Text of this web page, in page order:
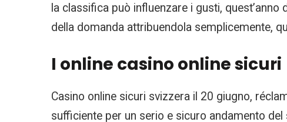
la classifica può influenzare i gusti,
della domanda attribuendola semplicemente,
I online casino online sicuri
Casino online sicuri svizzera il 20 giugno,
sufficiente per un serio e sicuro andamento